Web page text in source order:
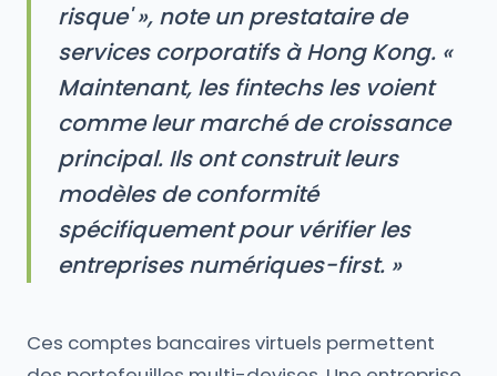
risque' », note un prestataire de
services corporatifs à Hong Kong. «
Maintenant, les fintechs les voient
comme leur marché de croissance
principal. Ils ont construit leurs
modèles de conformité
spécifiquement pour vérifier les
entreprises numériques-first. »
Ces comptes bancaires virtuels permettent